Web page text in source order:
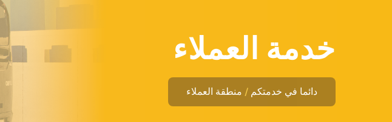
خدمة العملاء
دائما في خدمتكم منطقة العملاء